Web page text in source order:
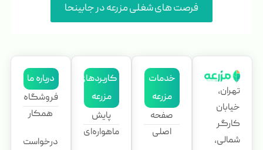
فرصت های شغلی مزرعه در جابینحا
تهران،
خیابان
کارگر
شمالی،
خدمات
مزرعه
صفحه
اصلی
کاربردهای
مزرعه
پایش
ماهواره‌ای
درباره ما
فروشگاه
همکار
درخواست